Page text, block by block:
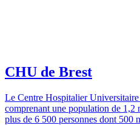
CHU de Brest
Le Centre Hospitalier
comprenant une population de 1,2
plus de 6 500 personnes dont 500